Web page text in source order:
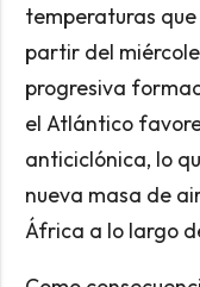
temperaturas
partir del
progresiva
el Atlántico
anticiclónica, lo
nueva masa de
África a lo largo